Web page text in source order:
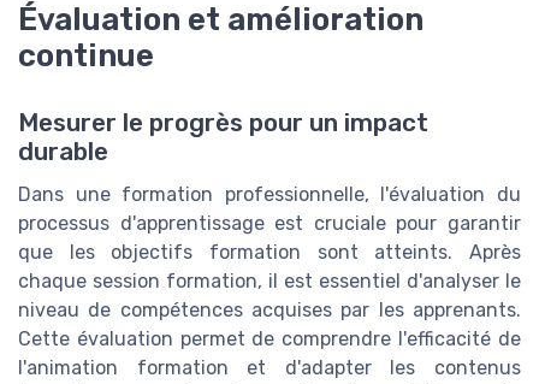
Évaluation et amélioration
continue
Mesurer le progrès pour un impact
durable
Dans une formation professionnelle, l'évaluation du
processus d'apprentissage est cruciale pour garantir
que les objectifs formation sont atteints. Après
chaque session formation, il est essentiel d'analyser le
niveau de compétences acquises par les apprenants.
Cette évaluation permet de comprendre l'efficacité de
l'animation formation et d'adapter les contenus